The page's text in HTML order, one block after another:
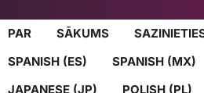
PAR SĀKUMS
SPANISH (ES)
SPANISH (MX)
JAPANESE (JP)
POLISH (PL)